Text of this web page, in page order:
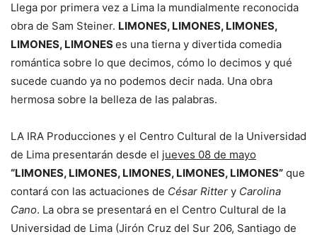
Llega por primera vez a Lima la mundialmente reconocida
obra de Sam Steiner. LIMONES, LIMONES, LIMONES,
LIMONES, LIMONESes una tierna y divertida comedia
romántica sobre lo que decimos, cómo lo decimos y qué
sucede cuando ya no podemos decir nada. Una obra
hermosa sobre la belleza de las palabras.
LA IRA Producciones y el Centro Cultural de la Universidad
de Lima presentarán desde el jueves 08 de mayo
“LIMONES, LIMONES, LIMONES, LIMONES, LIMONES” que
contará con las actuaciones de César Ritter y Carolina
Cano. La obra se presentará en el Centro Cultural de la
Universidad de Lima (Jirón Cruz del Sur 206, Santiago de